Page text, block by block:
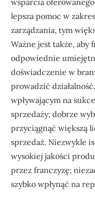
lepsza pomoc w
zarządzania, tym
Ważne jest także, aby
odpowiednie
doświadczenie w
prowadzić
wpływającym na
sprzedaży; dobrze
przyciągnąć większą
sprzedaż. Niezwykle
wysokiej jakości
przez franczyzę;
szybko wpłynąć na